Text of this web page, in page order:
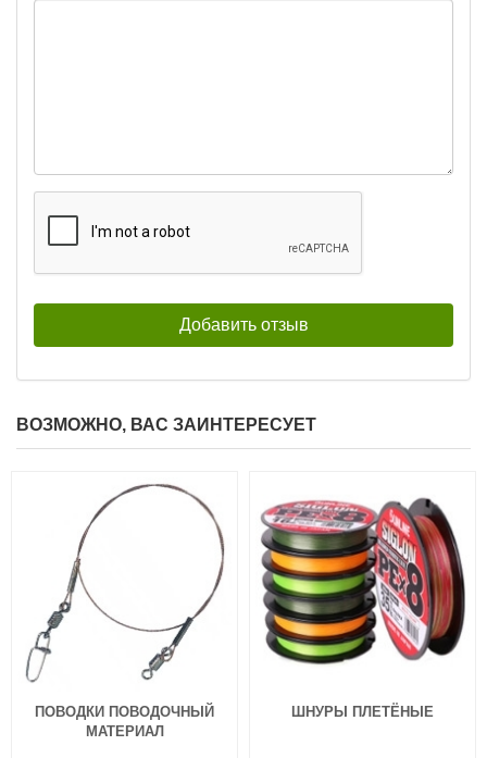
ВОЗМОЖНО, ВАС ЗАИНТЕРЕСУЕТ
ПОВОДКИ ПОВОДОЧНЫЙ
МАТЕРИАЛ
ШНУРЫ ПЛЕТЁНЫЕ